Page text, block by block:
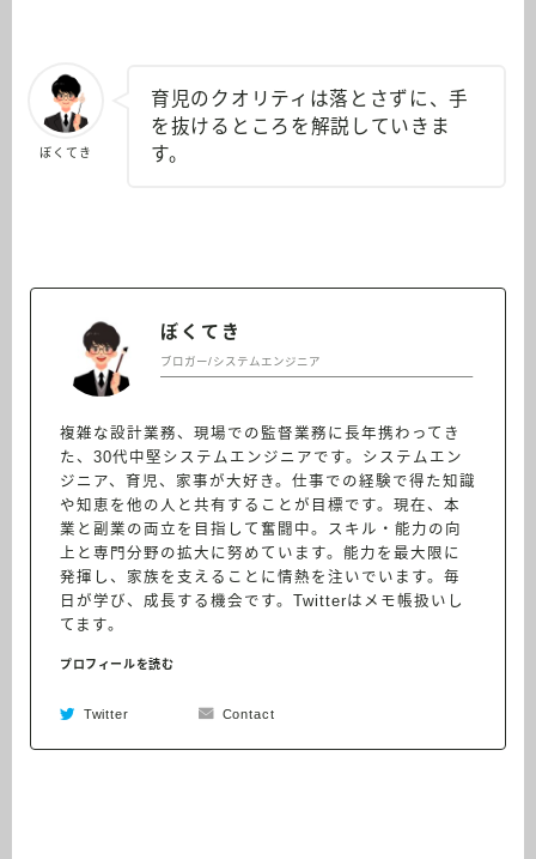
ぼくてき
育児のクオリティは落とさずに、手
を抜けるところを解説していきま
す。
ぼくてき
ブロガー/システムエンジニア
複雑な設計業務、現場での監督業務に長年携わってき
た、30代中堅システムエンジニアです。システムエン
ジニア、育児、家事が大好き。仕事での経験で得た知識
や知恵を他の人と共有することが目標です。現在、本
業と副業の両立を目指して奮闘中。スキル・能力の向
上と専門分野の拡大に努めています。能力を最大限に
発揮し、家族を支えることに情熱を注いでいます。毎
日が学び、成長する機会です。Twitterはメモ帳扱いし
てます。
プロフィールを読む
Twitter Contact